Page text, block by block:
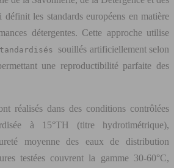
définit les standards européens en matière
détergentes. Cette approche utilise
souillés artificiellement selon
une reproductibilité parfaite des
réalisés dans des conditions contrôlées
à 15°TH (titre hydrotimétrique),
moyenne des eaux de distribution
testées couvrent la gamme 30-60°C,